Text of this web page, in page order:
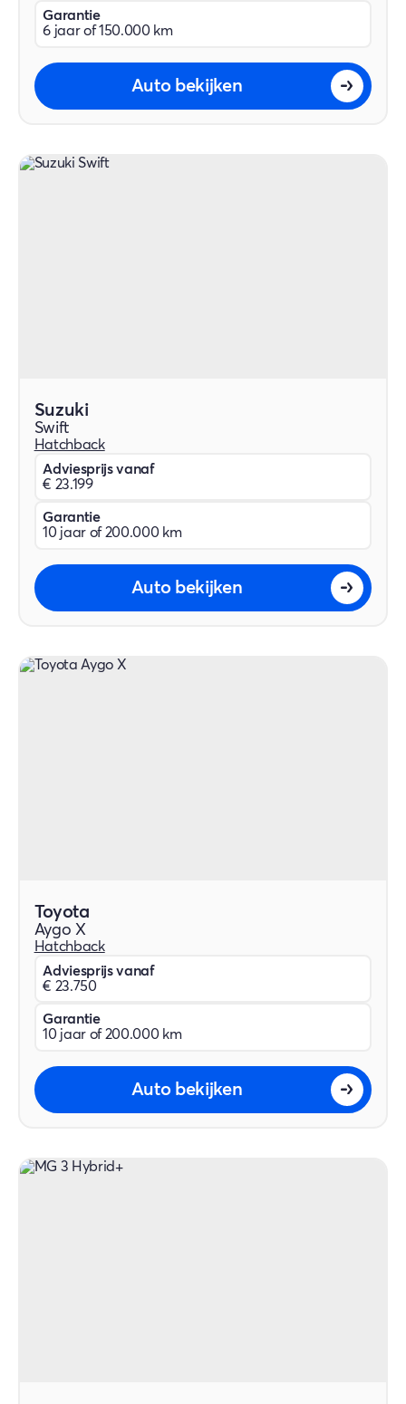
Garantie
6 jaar of 150.000 km
Auto bekijken
Suzuki
Swift
Hatchback
Adviesprijs vanaf
€ 23.199
Garantie
10 jaar of 200.000 km
Auto bekijken
Toyota
Aygo X
Hatchback
Adviesprijs vanaf
€ 23.750
Garantie
10 jaar of 200.000 km
Auto bekijken